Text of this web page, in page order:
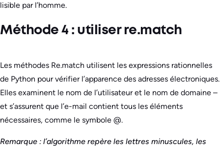
lisible par l’homme.
Méthode 4 : utiliser re.match
Les méthodes Re.match utilisent les expressions rationnelles
de Python pour vérifier l’apparence des adresses électroniques.
Elles examinent le nom de l’utilisateur et le nom de domaine –
et s’assurent que l’e-mail contient tous les éléments
nécessaires, comme le symbole @.
Remarque : l’algorithme repère les lettres minuscules, les